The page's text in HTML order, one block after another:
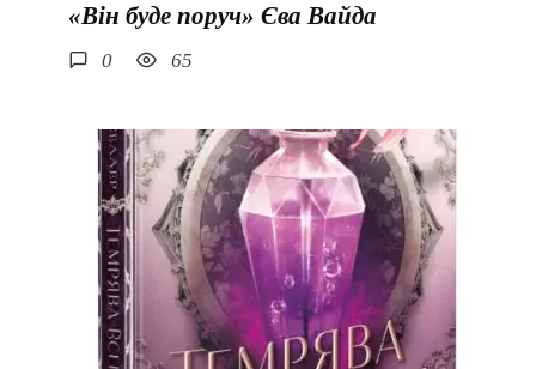
«Він буде поруч» Єва Вайда
0 65